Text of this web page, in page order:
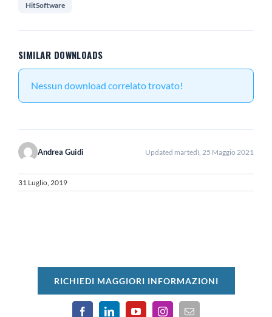
HitSoftware
SIMILAR DOWNLOADS
Nessun download correlato trovato!
Andrea Guidi Updated martedì, 25 Maggio 2021
31 Luglio, 2019
RICHIEDI MAGGIORI INFORMAZIONI